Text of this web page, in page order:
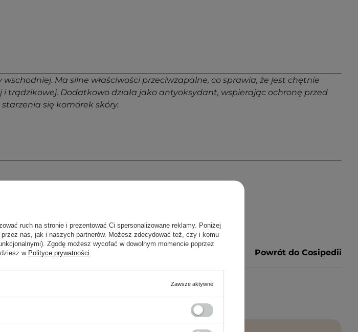
Ma silne właściwości przeciwzapalne, co sprawia, że jest chętnie
Dodatkowo działa jako antyoksydant, wspierając ochronę przed
się komórek skóry.
Powrót do Cosipedii
ruch na stronie i prezentować Ci spersonalizowane reklamy. Poniżej
nas, jak i naszych partnerów. Możesz zdecydować też, czy i komu
Zgodę możesz wycofać w dowolnym momencie poprzez
w Polityce prywatności.
Zawsze aktywne